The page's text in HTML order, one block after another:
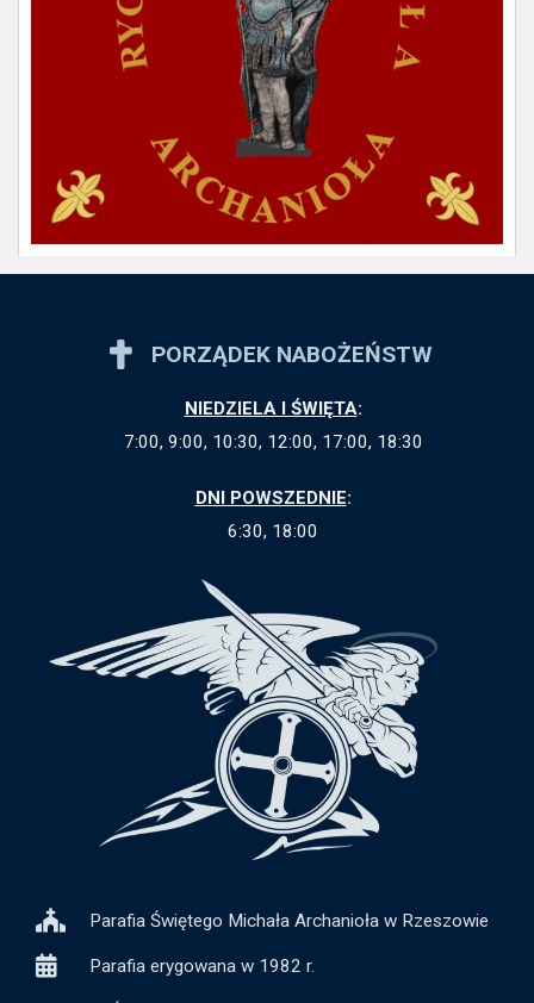
Parafia Świętego Michała Archanioła w Rzeszowie
Parafia erygowana w 1982 r.
PORZĄDEK NABOŻEŃSTW
NIEDZIELA I ŚWIĘTA:
7:00, 9:00, 10:30, 12:00, 17:00, 18:30
DNI POWSZEDNIE:
6:30, 18:00